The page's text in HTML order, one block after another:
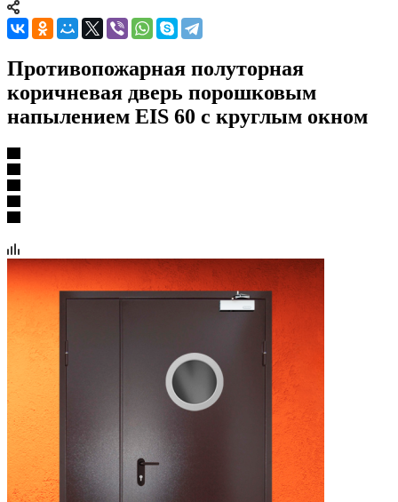
Противопожарная полуторная
коричневая дверь порошковым
напылением EIS 60 с круглым окном